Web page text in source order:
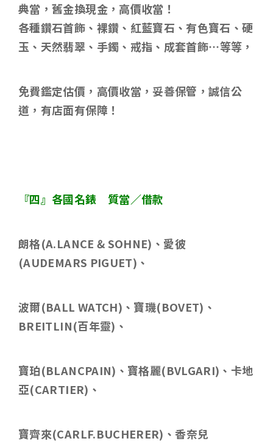
典當，舊金換現金，高價收當！
各種鑽石首飾、裸鑽、紅藍寶石、有色寶石、硬
玉、天然翡翠、手鐲、戒指、成套首飾…等等，
免費鑑定估價，高價收當，妥善保管，誠信公
道，有店面有保障！
『四』各國名錶 質當／借款
朗格(A.LANCE & SOHNE) 、愛彼
(AUDEMARS PIGUET) 、
波爾(BALL WATCH) 、寶璣(BOVET) 、
BREITLIN(百年靈) 、
寶珀(BLANCPAIN) 、寶格麗(BVLGARI) 、卡地
亞(CARTIER) 、
寶齊來(CARLF.BUCHERER) 、香奈兒